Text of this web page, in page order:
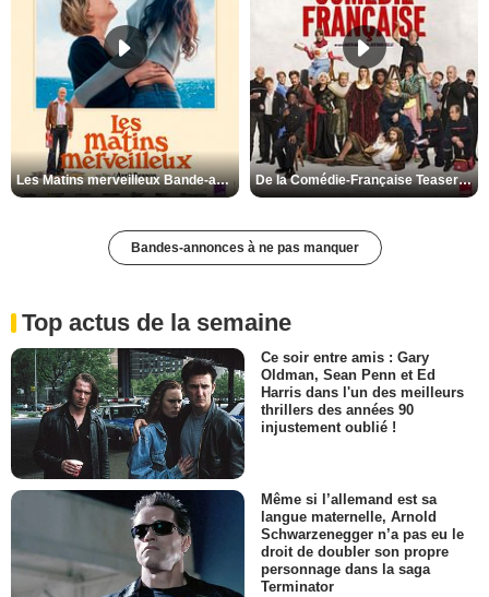
Les Matins merveilleux Bande-annonce VF De la Comédie-Française Teaser VF
Bandes-annonces à ne pas manquer
Top actus de la semaine
Ce soir entre amis : Gary
Oldman, Sean Penn et Ed
Harris dans l'un des meilleurs
thrillers des années 90
injustement oublié !
Même si l’allemand est sa
langue maternelle, Arnold
Schwarzenegger n’a pas eu le
droit de doubler son propre
personnage dans la saga
Terminator